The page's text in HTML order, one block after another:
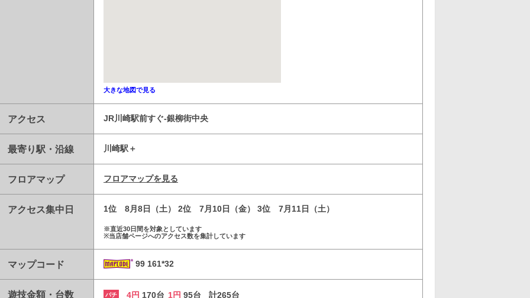
大きな地図で見る
アクセス JR川崎駅前すぐ-銀柳街中央
最寄り駅・沿線 川崎駅
フロアマップ フロアマップを見る
アクセス集中日 1位 8月8日（土） 2位 7月10日（金） 3位 7月11日（土）
※直近30日間を対象としています
※当店舗ページへのアクセス数を集計しています
マップコード 99 161*32
遊技金額・台数 パチ 4円 170台 1円 95台 計265台